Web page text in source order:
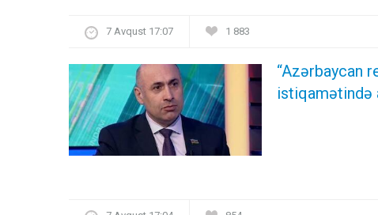
7 Avqust 17:07 1 883
“Azərbaycan
istiqamətində